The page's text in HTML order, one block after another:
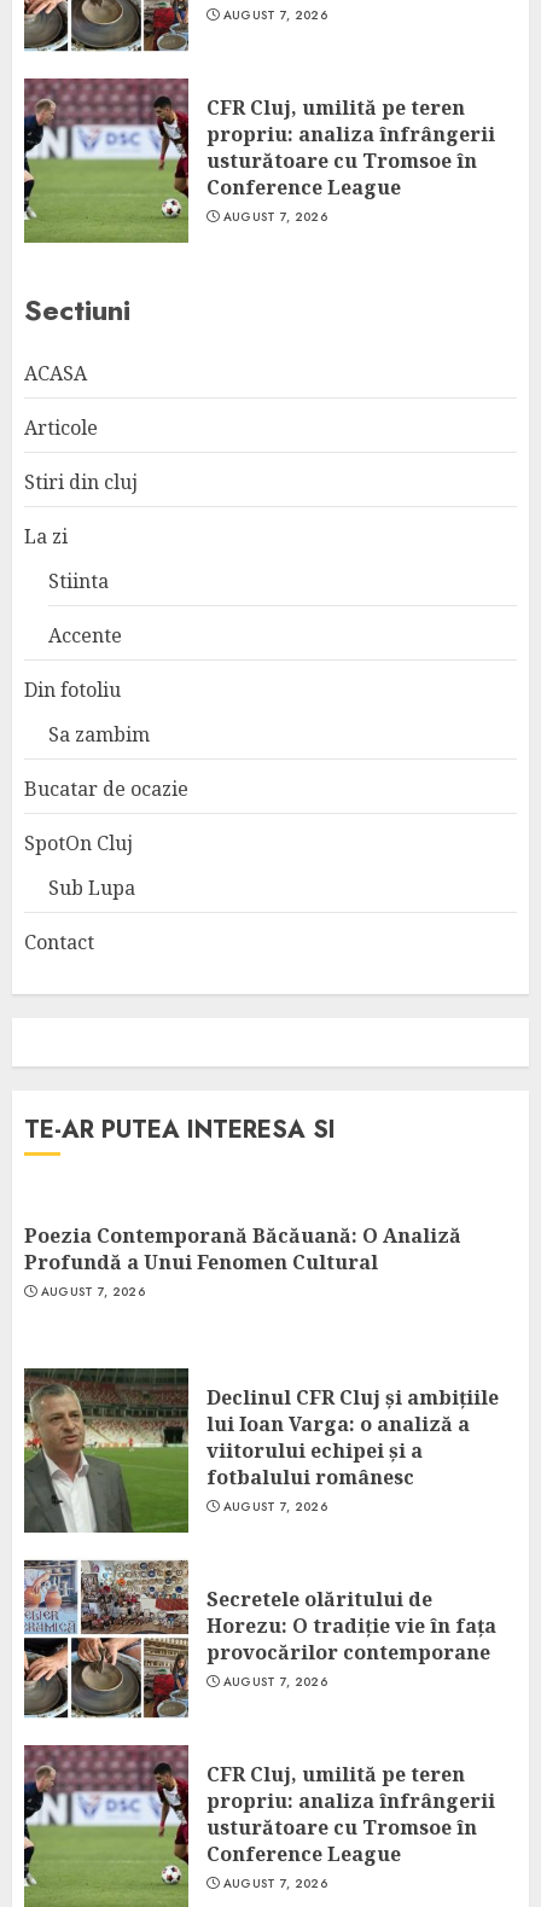
AUGUST 7, 2026
CFR Cluj, umilită pe teren
propriu: analiza înfrângerii
usturătoare cu Tromsoe în
Conference League
AUGUST 7, 2026
Sectiuni
ACASA
Articole
Stiri din cluj
La zi
Stiinta
Accente
Din fotoliu
Sa zambim
Bucatar de ocazie
SpotOn Cluj
Sub Lupa
Contact
TE-AR PUTEA INTERESA SI
Poezia Contemporană Băcăuană: O Analiză
Profundă a Unui Fenomen Cultural
AUGUST 7, 2026
Declinul CFR Cluj și ambițiile
lui Ioan Varga: o analiză a
viitorului echipei și a
fotbalului românesc
AUGUST 7, 2026
Secretele olăritului de
Horezu: O tradiție vie în fața
provocărilor contemporane
AUGUST 7, 2026
CFR Cluj, umilită pe teren
propriu: analiza înfrângerii
usturătoare cu Tromsoe în
Conference League
AUGUST 7, 2026